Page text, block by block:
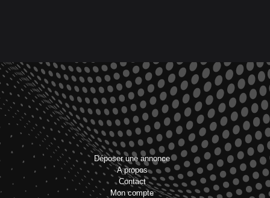
Déposer une annonce
A propos
Contact
Mon compte